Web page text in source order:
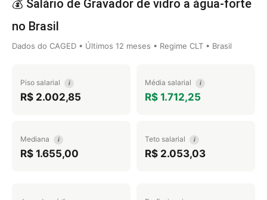
💰 Salário de Gravador de vidro a água-forte
no Brasil
Dados do CAGED • Últimos 12 meses • Regime CLT • Brasil
Piso salarial i
R$ 2.002,85
Média salarial i
R$ 1.712,25
Mediana i
R$ 1.655,00
Teto salarial i
R$ 2.053,03